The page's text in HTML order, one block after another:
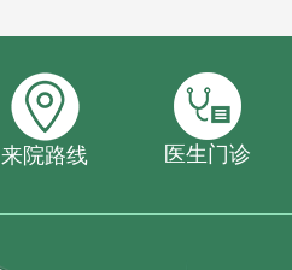
来院路线 医生门诊